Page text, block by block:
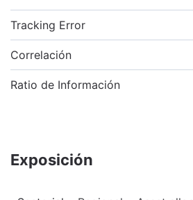
Tracking Error
Correlación
Ratio de Información
Exposición